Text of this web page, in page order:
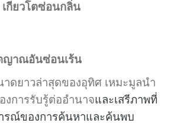
เกียวโตซ่อนกลิ่น
ญาณอันซ่อนเร้น
วล่าสุดของอุทิศ เหมะมูลนำ
งการรับรู้ต่ออำนาจและเสรีภาพที่
รณ์ของการค้นหาและค้นพบ